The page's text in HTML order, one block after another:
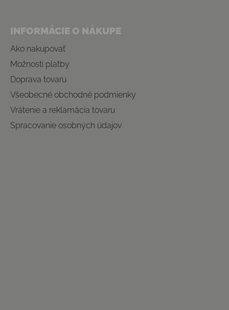
INFORMÁCIE O NÁKUPE
Ako nakupovať
Možnosti platby
Doprava tovaru
Všeobecné obchodné podmienky
Vrátenie a reklamácia tovaru
Spracovanie osobných údajov